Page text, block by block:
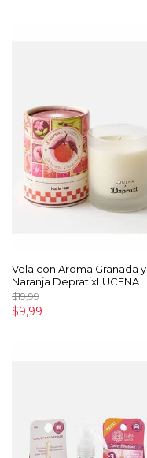
Vela con Aroma Granada y
Naranja DepratixLUCENA
$19,99
$9,99